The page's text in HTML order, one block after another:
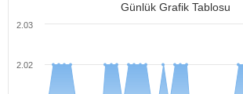
Günlük Grafik Tablosu
2.02
2.03